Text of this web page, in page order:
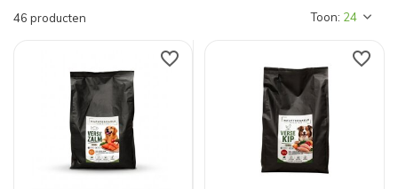
46 producten Toon: